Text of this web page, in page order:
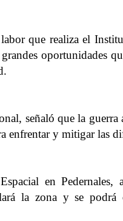
que realiza el
oportunidades
señaló que la guerra
enfrentar y mitigar las
en
la zona y se